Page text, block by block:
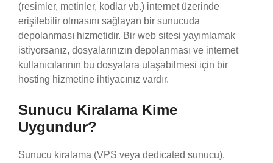
(resimler, metinler, kodlar vb.) internet üzerinde
erişilebilir olmasını sağlayan bir sunucuda
depolanması hizmetidir. Bir web sitesi yayımlamak
istiyorsanız, dosyalarınızın depolanması ve internet
kullanıcılarının bu dosyalara ulaşabilmesi için bir
hosting hizmetine ihtiyacınız vardır.
Sunucu Kiralama Kime
Uygundur?
Sunucu kiralama (VPS veya dedicated sunucu),